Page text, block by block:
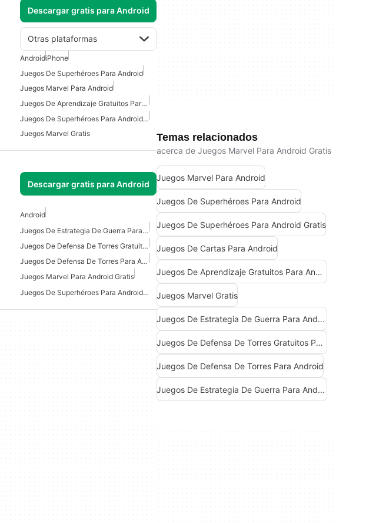
Descargar gratis para Android
Otras plataformas
AndroidiPhone
Juegos De Superhéroes Para Android
Juegos Marvel Para Android
Juegos De Aprendizaje Gratuitos Para Android
Juegos De Superhéroes Para Android Gratis
Juegos Marvel Gratis
Descargar gratis para Android
Android
Juegos De Estrategia De Guerra Para Android Gratis
Juegos De Defensa De Torres Gratuitos Para Android
Juegos De Defensa De Torres Para Android
Juegos Marvel Para Android Gratis
Juegos De Superhéroes Para Android Gratis
Temas relacionados
acerca de Juegos Marvel Para Android Gratis
Juegos Marvel Para Android
Juegos De Superhéroes Para Android
Juegos De Superhéroes Para Android Gratis
Juegos De Cartas Para Android
Juegos De Aprendizaje Gratuitos Para Android
Juegos Marvel Gratis
Juegos De Estrategia De Guerra Para Android Gratis
Juegos De Defensa De Torres Gratuitos Para Android
Juegos De Defensa De Torres Para Android
Juegos De Estrategia De Guerra Para Android